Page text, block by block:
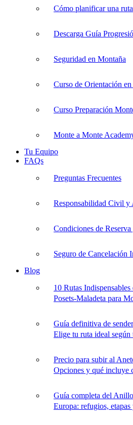
Cómo planificar una
Descarga Guía
Seguridad en Montaña
Curso de Orientación
Curso Preparación
Monte a Monte
Tu Equipo
FAQs
Preguntas Frecuentes
Responsabilidad Civil y
Condiciones de Reserva
Seguro de Cancelación
Blog
10 Rutas
Posets-Maladeta para
Guía definitiva de
Elige tu ruta ideal según
Precio para subir al
Opciones y qué incluye
Guía completa del
Europa: refugios, etapas